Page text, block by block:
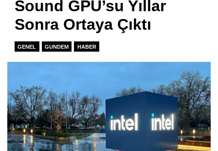
Sound GPU’su Yıllar
Sonra Ortaya Çıktı
GENEL GUNDEM HABER